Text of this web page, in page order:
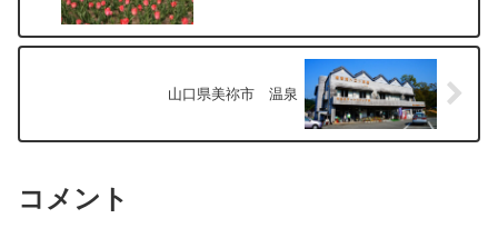
山口県美祢市 温泉
コメント